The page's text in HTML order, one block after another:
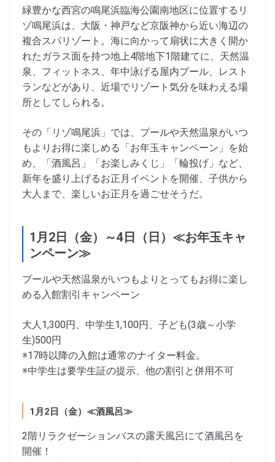
緑豊かな西宮の鳴尾浜臨海公園南地区に位置するリ
ゾ鳴尾浜は、大阪・神戸など京阪神から近い海辺の
複合スパリゾート。海に向かって扇状に大きく開か
れたガラス面を持つ地上4階地下1階建てに、天然温
泉、フィットネス、年中泳げる屋内プール、レスト
ランなどがあり、近場でリゾート気分を味わえる場
所としてしられる。
その「リゾ鳴尾浜」では、プールや天然温泉がいつ
もよりお得に楽しめる「お年玉キャンペーン」を始
め、「酒風呂」「お楽しみくじ」「輪投げ」など、
新年を盛り上げるお正月イベントを開催、子供から
大人まで、楽しいお正月を過ごせそうだ。
1月2日（金）～4日（日）≪お年玉キャ
ンペーン≫
プールや天然温泉がいつもよりとってもお得に楽し
める入館割引キャンペーン
大人1,300円、中学生1,100円、子ども(3歳～小学
生)500円
※17時以降の入館は通常のナイター料金。
※中学生は要学生証の提示、他の割引と併用不可
1月2日（金）≪酒風呂≫
2階リラクゼーションバスの露天風呂にて酒風呂を
開催！